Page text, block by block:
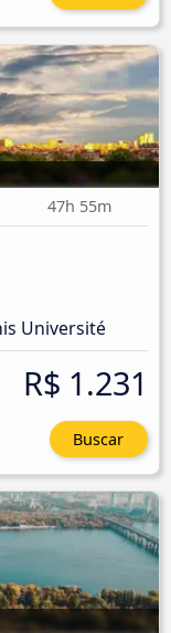
47h 55m
Université
R$ 1.231
Buscar